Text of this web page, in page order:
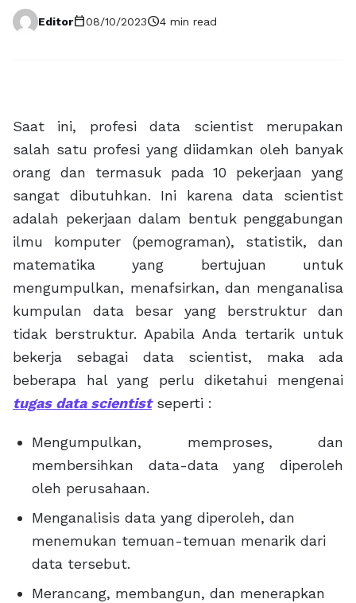
Editorcalendar_today08/10/2023schedule4 min read
Saat ini, profesi data scientist merupakan
salah satu profesi yang diidamkan oleh banyak
orang dan termasuk pada 10 pekerjaan yang
sangat dibutuhkan. Ini karena data scientist
adalah pekerjaan dalam bentuk penggabungan
ilmu komputer (pemograman), statistik, dan
matematika yang bertujuan untuk
mengumpulkan, menafsirkan, dan menganalisa
kumpulan data besar yang berstruktur dan
tidak berstruktur. Apabila Anda tertarik untuk
bekerja sebagai data scientist, maka ada
beberapa hal yang perlu diketahui mengenai
tugas data scientistseperti :
Mengumpulkan, memproses, dan
membersihkan data-data yang diperoleh
oleh perusahaan.
Menganalisis data yang diperoleh, dan
menemukan temuan-temuan menarik dari
data tersebut.
Merancang, membangun, dan menerapkan